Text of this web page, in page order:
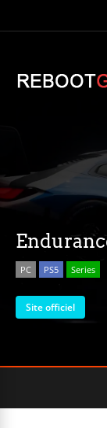
PC PS5 Series
Site officiel